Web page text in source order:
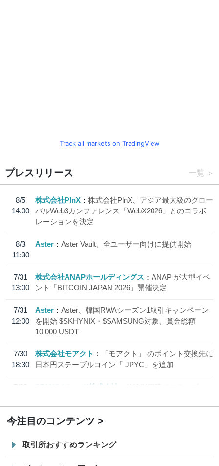
Track all markets on TradingView
プレスリリース 一覧
8/5
14:00
株式会社PlnX
株式会社PlnX、アジア最大級のグロー
バルWeb3カンファレンス「WebX2026」とのコラボ
レーションを決定
8/3
11:30
Aster Aster Vault、全ユーザー向けに提供開始
7/31
13:00
株式会社ANAPホールディングス
ANAP が大型イベ
ント「BITCOIN JAPAN 2026」開催決定
7/31
12:00
Aster
Aster、韓国RWAシーズン1取引キャンペーン
を開始 $SKHYNIX・$SAMSUNG対象、賞金総額
10,000 USDT
7/30
18:30
株式会社モアクト
「モアクト」 のポイント交換先に
日本円ステーブルコイン「 JPYC」を追加
7/29
SBI VCトレード株式会社
信託型円建てステーブル
今注目のコンテンツ
取引所おすすめランキング